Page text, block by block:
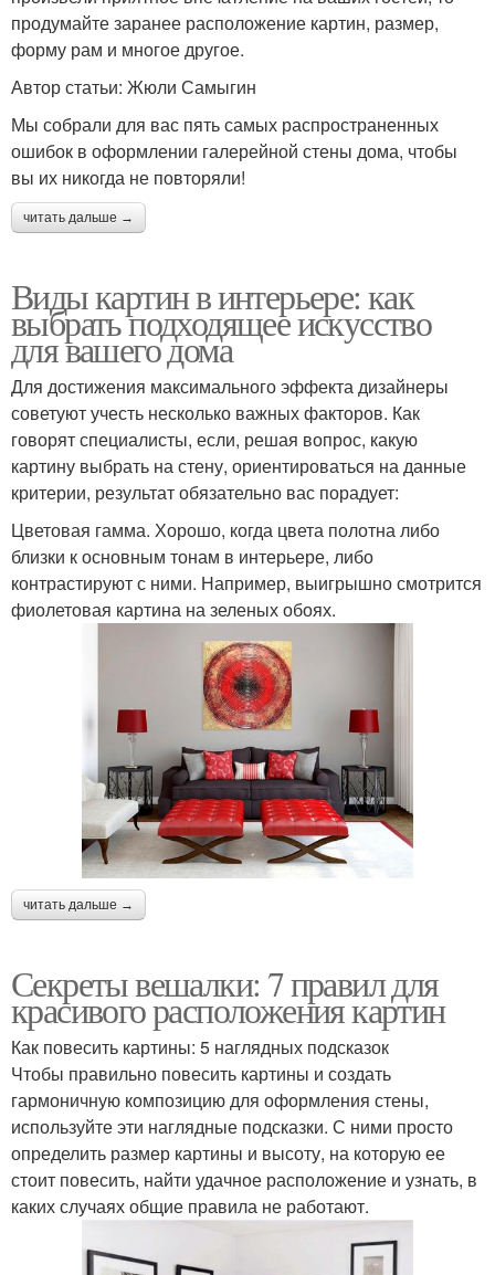
продумайте заранее расположение картин, размер,
форму рам и многое другое.
Автор статьи: Жюли Самыгин
Мы собрали для вас пять самых распространенных
ошибок в оформлении галерейной стены дома, чтобы
вы их никогда не повторяли!
читать дальше →
Виды картин в интерьере: как
выбрать подходящее искусство
для вашего дома
Для достижения максимального эффекта дизайнеры
советуют учесть несколько важных факторов. Как
говорят специалисты, если, решая вопрос, какую
картину выбрать на стену, ориентироваться на данные
критерии, результат обязательно вас порадует:
Цветовая гамма. Хорошо, когда цвета полотна либо
близки к основным тонам в интерьере, либо
контрастируют с ними. Например, выигрышно смотрится
фиолетовая картина на зеленых обоях.
читать дальше →
Секреты вешалки: 7 правил для
красивого расположения картин
Как повесить картины: 5 наглядных подсказок
Чтобы правильно повесить картины и создать
гармоничную композицию для оформления стены,
используйте эти наглядные подсказки. С ними просто
определить размер картины и высоту, на которую ее
стоит повесить, найти удачное расположение и узнать, в
каких случаях общие правила не работают.